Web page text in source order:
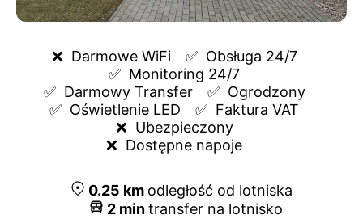
❌ Darmowe WiFi ✅ Obsługa 24/7
✅ Monitoring 24/7
✅ Darmowy Transfer ✅ Ogrodzony
✅ Oświetlenie LED ✅ Faktura VAT
❌ Ubezpieczony
❌ Dostępne napoje
0.25 km odległość od lotniska
2mintransfer na lotnisko